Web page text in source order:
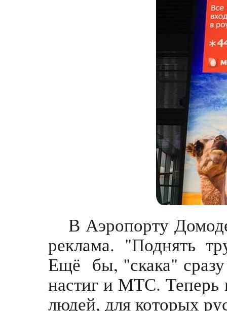
В Аэропорту
реклама. "Поднять
Ещё бы, "скака" сразу
настиг и МТС. Теперь
людей, для которых